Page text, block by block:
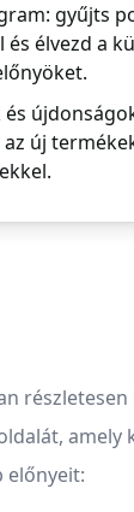
gyűjts
és élvezd a
és
új
részletesen
amely
előnyeit: